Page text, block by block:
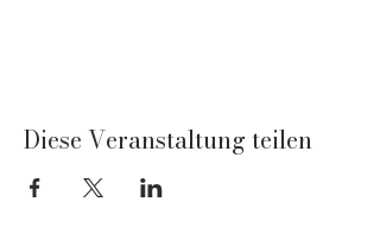
Diese Veranstaltung teilen